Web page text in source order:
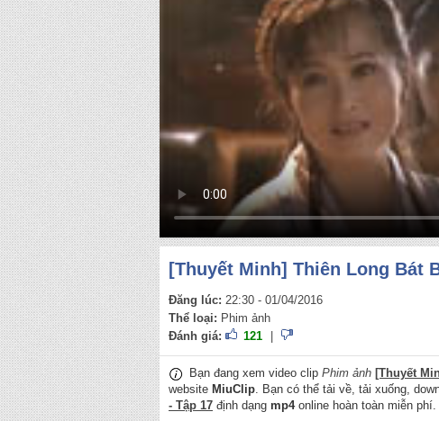
[Thuyết Minh] Thiên Long Bát
Đăng lúc: 22:30 - 01/04/2016
Thể loại: Phim ảnh
Đánh giá:
121
Bạn đang xem video clip Phim ảnh [Thuyết
website MiuClip. Bạn có thể tải về, tải xuống,
- Tập 17 định dạng mp4online hoàn toàn miễn phí.